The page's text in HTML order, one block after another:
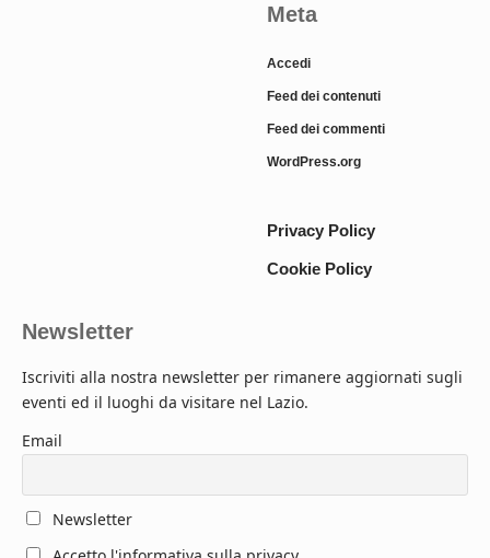
Meta
Accedi
Feed dei contenuti
Feed dei commenti
WordPress.org
Privacy Policy
Cookie Policy
Newsletter
Iscriviti alla nostra newsletter per rimanere aggiornati sugli
eventi ed il luoghi da visitare nel Lazio.
Email
Newsletter